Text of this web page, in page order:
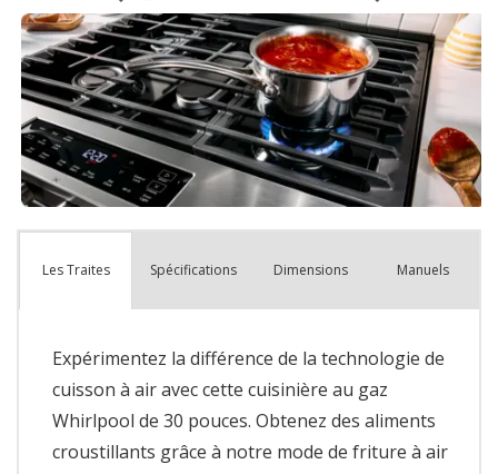
Les Traites Spécifications Dimensions Manuels
Expérimentez la différence de la technologie de
cuisson à air avec cette cuisinière au gaz
Whirlpool de 30 pouces. Obtenez des aliments
croustillants grâce à notre mode de friture à air